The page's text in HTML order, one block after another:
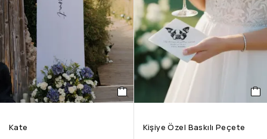
Kate Kişiye Özel Baskılı Peçete